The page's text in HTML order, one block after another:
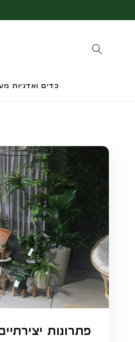
כדים ואדניות
פתרונות